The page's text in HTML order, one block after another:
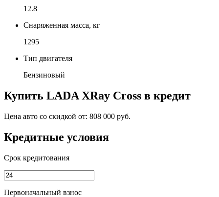
12.8
Снаряженная масса, кг
1295
Тип двигателя
Бензиновый
Купить LADA XRay Cross в кредит
Цена авто со скидкой от: 808 000 руб.
Кредитные условия
Срок кредитования
Первоначальный взнос